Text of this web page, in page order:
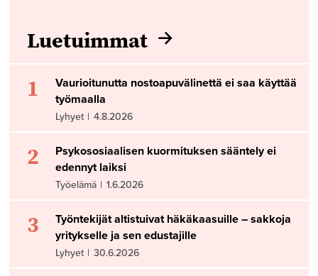
Luetuimmat
1
Vaurioitunutta nostoapuvälinettä ei saa käyttää
työmaalla
Lyhyet | 4.8.2026
2
Psykososiaalisen kuormituksen sääntely ei
edennyt laiksi
Työelämä | 1.6.2026
3
Työntekijät altistuivat häkäkaasuille – sakkoja
yritykselle ja sen edustajille
Lyhyet | 30.6.2026